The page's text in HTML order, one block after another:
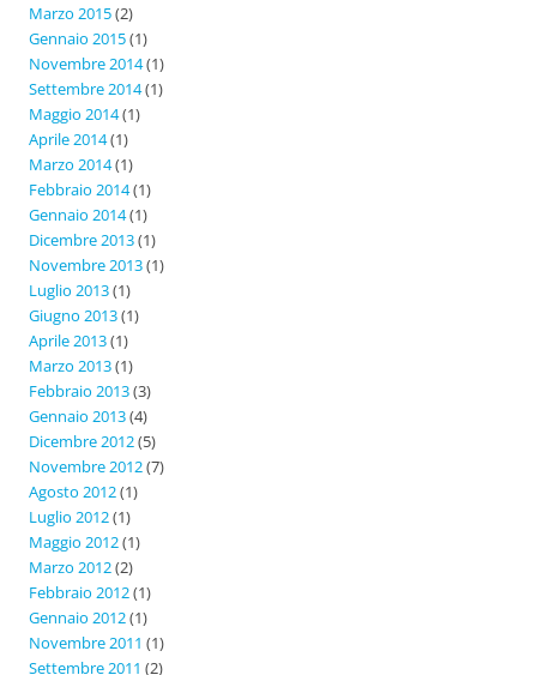
Marzo 2015(2)
Gennaio 2015(1)
Novembre 2014(1)
Settembre 2014(1)
Maggio 2014(1)
Aprile 2014(1)
Marzo 2014(1)
Febbraio 2014(1)
Gennaio 2014(1)
Dicembre 2013(1)
Novembre 2013(1)
Luglio 2013(1)
Giugno 2013(1)
Aprile 2013(1)
Marzo 2013(1)
Febbraio 2013(3)
Gennaio 2013(4)
Dicembre 2012(5)
Novembre 2012(7)
Agosto 2012(1)
Luglio 2012(1)
Maggio 2012(1)
Marzo 2012(2)
Febbraio 2012(1)
Gennaio 2012(1)
Novembre 2011 (1)
Settembre 2011 (2)